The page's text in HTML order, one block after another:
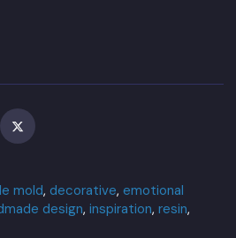
mold, decorative, emotional
design, inspiration, resin,